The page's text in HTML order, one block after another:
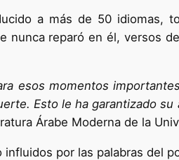
a más de 50 idiomas,
nunca reparó en él, versos
esos momentos
Esto le ha garantizado
Árabe Moderna de la
por las palabras del